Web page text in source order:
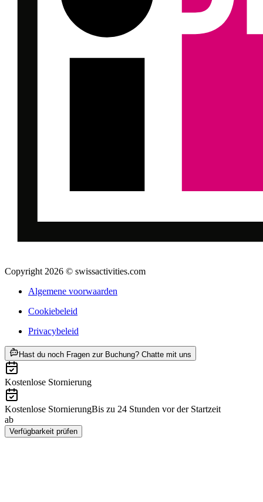
Copyright 2026 © swissactivities.com
Algemene voorwaarden
Cookiebeleid
Privacybeleid
Hast du noch Fragen zur Buchung? Chatte mit uns
Kostenlose Stornierung
Kostenlose StornierungBis zu 24 Stunden vor der Startzeit
ab
Verfügbarkeit prüfen